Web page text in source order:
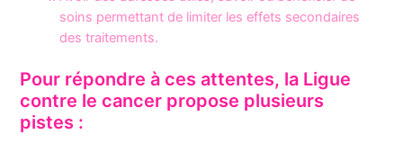
soins permettant de limiter les effets secondaires
des traitements.
Pour répondre à ces attentes, la Ligue
contre le cancer propose plusieurs
pistes :